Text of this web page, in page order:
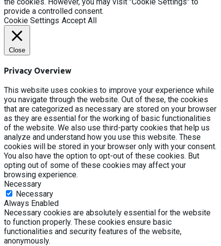
the cookies. However, you may visit "Cookie Settings" to
provide a controlled consent.
Cookie Settings Accept All
Close
Privacy Overview
This website uses cookies to improve your experience while
you navigate through the website. Out of these, the cookies
that are categorized as necessary are stored on your browser
as they are essential for the working of basic functionalities
of the website. We also use third-party cookies that help us
analyze and understand how you use this website. These
cookies will be stored in your browser only with your consent.
You also have the option to opt-out of these cookies. But
opting out of some of these cookies may affect your
browsing experience.
Necessary
Necessary
Always Enabled
Necessary cookies are absolutely essential for the website
to function properly. These cookies ensure basic
functionalities and security features of the website,
anonymously.